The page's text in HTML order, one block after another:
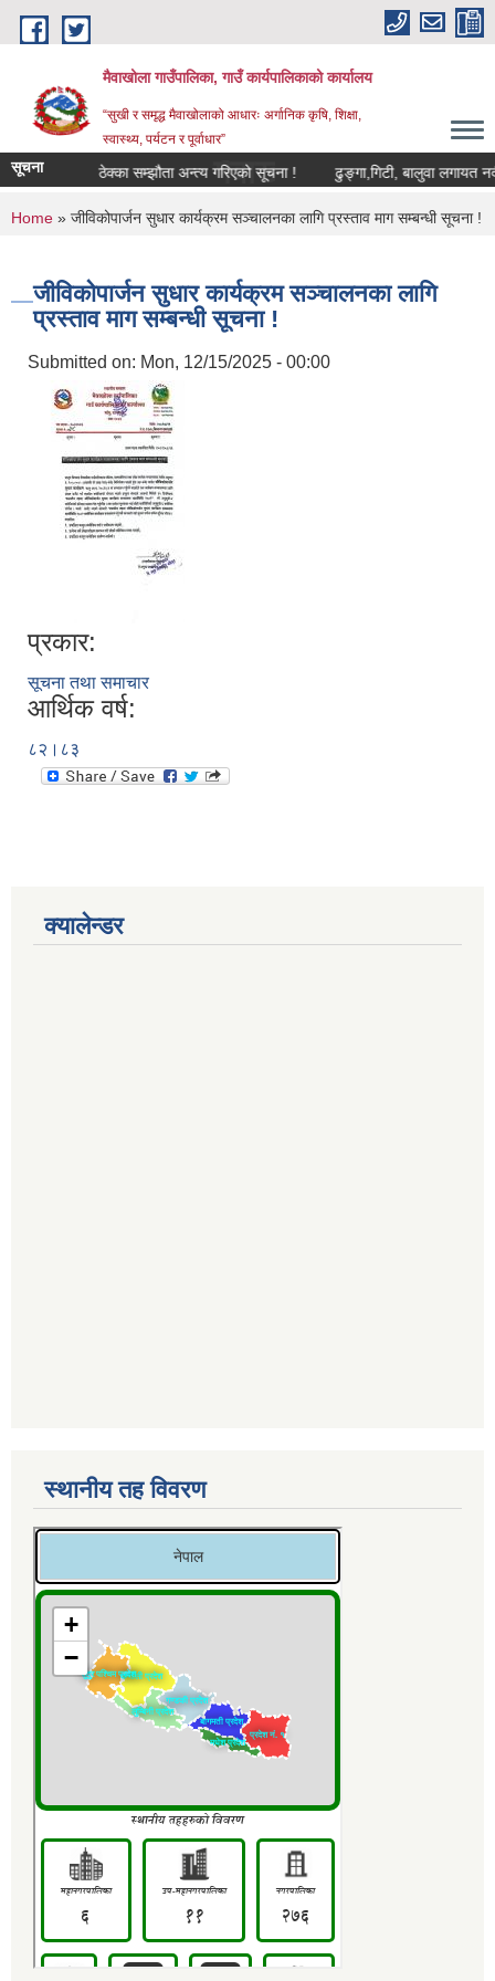
Skip to main content
मैवाखोला गाउँपालिका, गाउँ कार्यपालिकाको कार्यालय
“सुखी र समृद्ध मैवाखोलाको आधारः अर्गानिक कृषि, शिक्षा,
स्वास्थ्य, पर्यटन र पूर्वाधार”
मैवाखोला गाउँपालिकामा
सूचना
! ठेक्का सम्झौता अन्त्य गरिएको सूचना ! ढुङ्गा,गिटी, बालुवा लगायत
You are here
Home » जीविकोपार्जन सुधार कार्यक्रम सञ्चालनका लागि प्रस्ताव माग सम्बन्धी सूचना !
जीविकोपार्जन सुधार कार्यक्रम सञ्चालनका लागि
प्रस्ताव माग सम्बन्धी सूचना !
Submitted on: Mon, 12/15/2025 - 00:00
प्रकार:
सूचना तथा समाचार
आर्थिक वर्ष:
८२।८३
क्यालेन्डर
स्थानीय तह विवरण